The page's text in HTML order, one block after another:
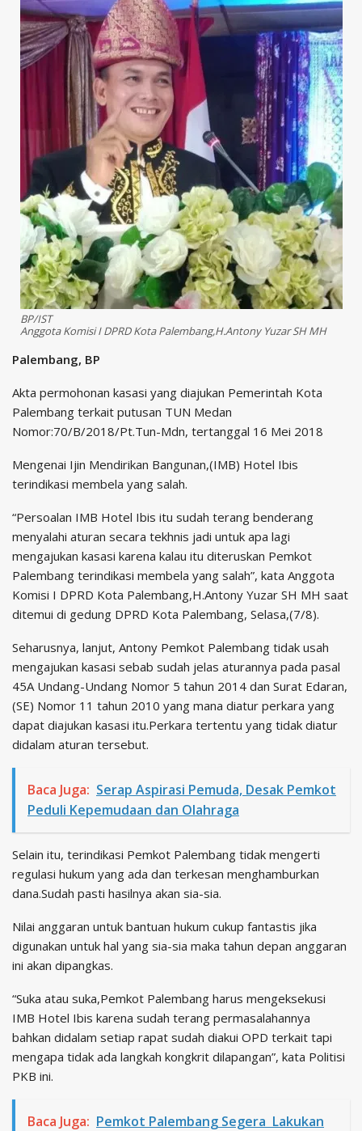
BP/IST
Anggota Komisi I DPRD Kota Palembang,H.Antony Yuzar SH MH
Palembang, BP
Akta permohonan kasasi yang diajukan Pemerintah Kota
Palembang terkait putusan TUN Medan
Nomor:70/B/2018/Pt.Tun-Mdn, tertanggal 16 Mei 2018
Mengenai Ijin Mendirikan Bangunan,(IMB) Hotel Ibis
terindikasi membela yang salah.
“Persoalan IMB Hotel Ibis itu sudah terang benderang
menyalahi aturan secara tekhnis jadi untuk apa lagi
mengajukan kasasi karena kalau itu diteruskan Pemkot
Palembang terindikasi membela yang salah”, kata Anggota
Komisi I DPRD Kota Palembang,H.Antony Yuzar SH MH saat
ditemui di gedung DPRD Kota Palembang, Selasa,(7/8).
Seharusnya, lanjut, Antony Pemkot Palembang tidak usah
mengajukan kasasi sebab sudah jelas aturannya pada pasal
45A Undang-Undang Nomor 5 tahun 2014 dan Surat Edaran,
(SE) Nomor 11 tahun 2010 yang mana diatur perkara yang
dapat diajukan kasasi itu.Perkara tertentu yang tidak diatur
didalam aturan tersebut.
Baca Juga: Serap Aspirasi Pemuda, Desak Pemkot
Peduli Kepemudaan dan Olahraga
Selain itu, terindikasi Pemkot Palembang tidak mengerti
regulasi hukum yang ada dan terkesan menghamburkan
dana.Sudah pasti hasilnya akan sia-sia.
Nilai anggaran untuk bantuan hukum cukup fantastis jika
digunakan untuk hal yang sia-sia maka tahun depan anggaran
ini akan dipangkas.
“Suka atau suka,Pemkot Palembang harus mengeksekusi
IMB Hotel Ibis karena sudah terang permasalahannya
bahkan didalam setiap rapat sudah diakui OPD terkait tapi
mengapa tidak ada langkah kongkrit dilapangan”, kata Politisi
PKB ini.
Baca Juga: Pemkot Palembang Segera Lakukan